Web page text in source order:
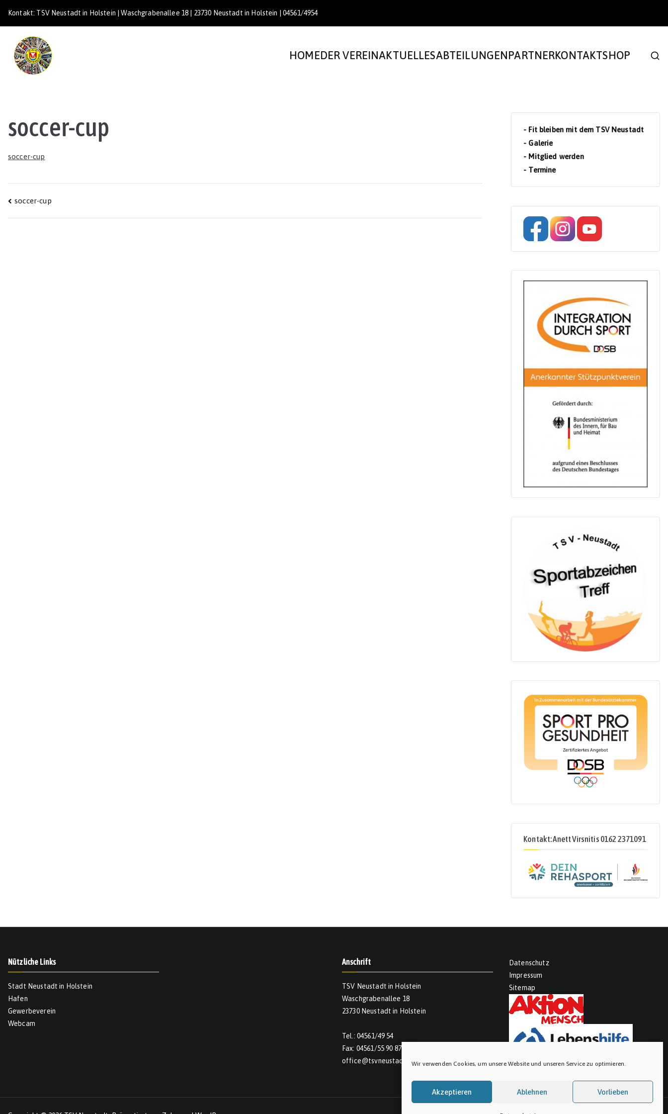
Wir verwenden Cookies, um unsere Website und unseren Service zu optimieren.
Akzeptieren Ablehnen Vorlieben
Kontakt: TSV Neustadt in Holstein | Waschgrabenallee 18 | 23730 Neustadt in Holstein | 04561/4954
HOMEDER VEREINAKTUELLESABTEILUNGENPARTNERKONTAKTSHOP
soccer-cup
soccer-cup
Beitragsnavigation
soccer-cup
- Fit bleiben mit dem TSV Neustadt
- Galerie
- Mitglied werden
- Termine
Kontakt: Anett Virsnitis 0162 2371091
Nützliche Links
Stadt Neustadt in Holstein
Hafen
Gewerbeverein
Webcam
Anschrift
TSV Neustadt in Holstein
Waschgrabenallee 18
23730 Neustadt in Holstein
Tel.: 04561/49 54
Fax: 04561/55 90 874
office@tsvneustadt.de
Datenschutz
Impressum
Sitemap